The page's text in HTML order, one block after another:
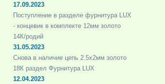
17.09.2023
Поступление в разделе фурнитура LUX
- концевик в комплекте 12мм золото
14К/родий
31.05.2023
Снова в наличие цепь 2.5х2мм золото
18К раздел Фурнитура LUX
12.04.2023